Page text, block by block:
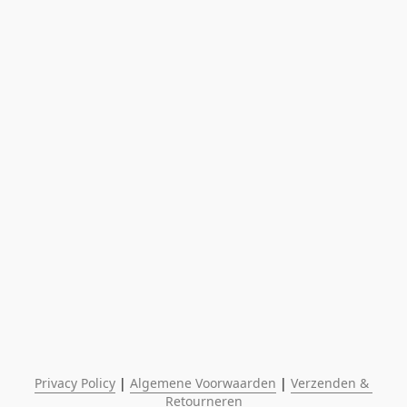
Privacy Policy | Algemene Voorwaarden | Verzenden &
Retourneren